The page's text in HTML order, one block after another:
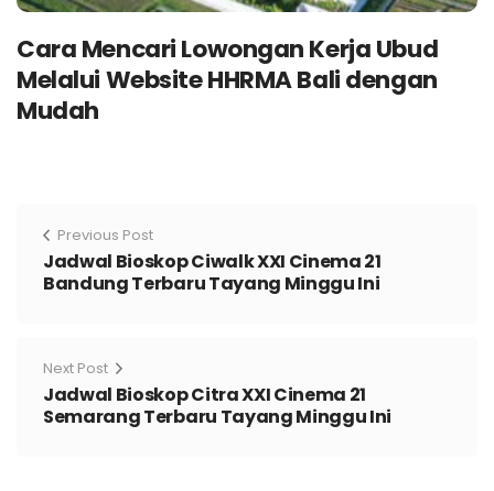
Cara Mencari Lowongan Kerja Ubud
Melalui Website HHRMA Bali dengan
Mudah
Previous Post
Jadwal Bioskop Ciwalk XXI Cinema 21
Bandung Terbaru Tayang Minggu Ini
Next Post
Jadwal Bioskop Citra XXI Cinema 21
Semarang Terbaru Tayang Minggu Ini